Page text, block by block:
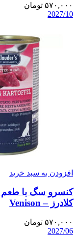
۵۷۰,۰۰۰ تومان
2027/10
افزودن به سبد خرید
کنسرو سگ با
کلادرز – Venison
۵۷۰,۰۰۰ تومان
2027/06